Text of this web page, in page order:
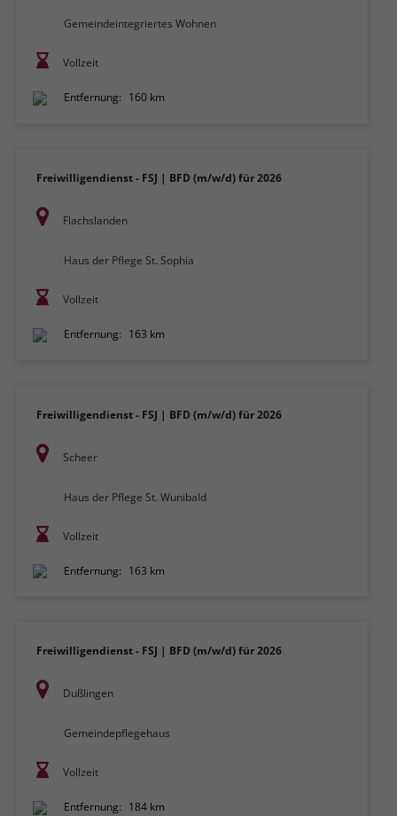
Gemeindeintegriertes Wohnen
Vollzeit
Entfernung: 160 km
Freiwilligendienst - FSJ | BFD (m/w/d) für 2026
Flachslanden
Haus der Pflege St. Sophia
Vollzeit
Entfernung: 163 km
Freiwilligendienst - FSJ | BFD (m/w/d) für 2026
Scheer
Haus der Pflege St. Wunibald
Vollzeit
Entfernung: 163 km
Freiwilligendienst - FSJ | BFD (m/w/d) für 2026
Dußlingen
Gemeindepflegehaus
Vollzeit
Entfernung: 184 km